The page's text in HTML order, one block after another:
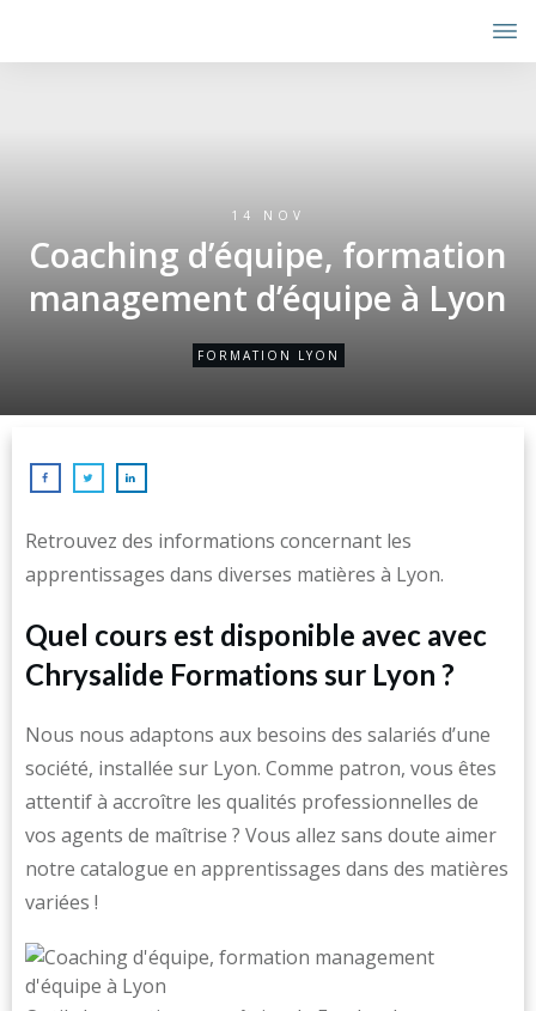
14 NOV
Coaching d’équipe, formation
management d’équipe à Lyon
FORMATION LYON
Retrouvez des informations concernant les
apprentissages dans diverses matières à Lyon.
Quel cours est disponible avec avec
Chrysalide Formations sur Lyon ?
Nous nous adaptons aux besoins des salariés d’une
société, installée sur Lyon. Comme patron, vous êtes
attentif à accroître les qualités professionnelles de
vos agents de maîtrise ? Vous allez sans doute aimer
notre catalogue en apprentissages dans des matières
variées !